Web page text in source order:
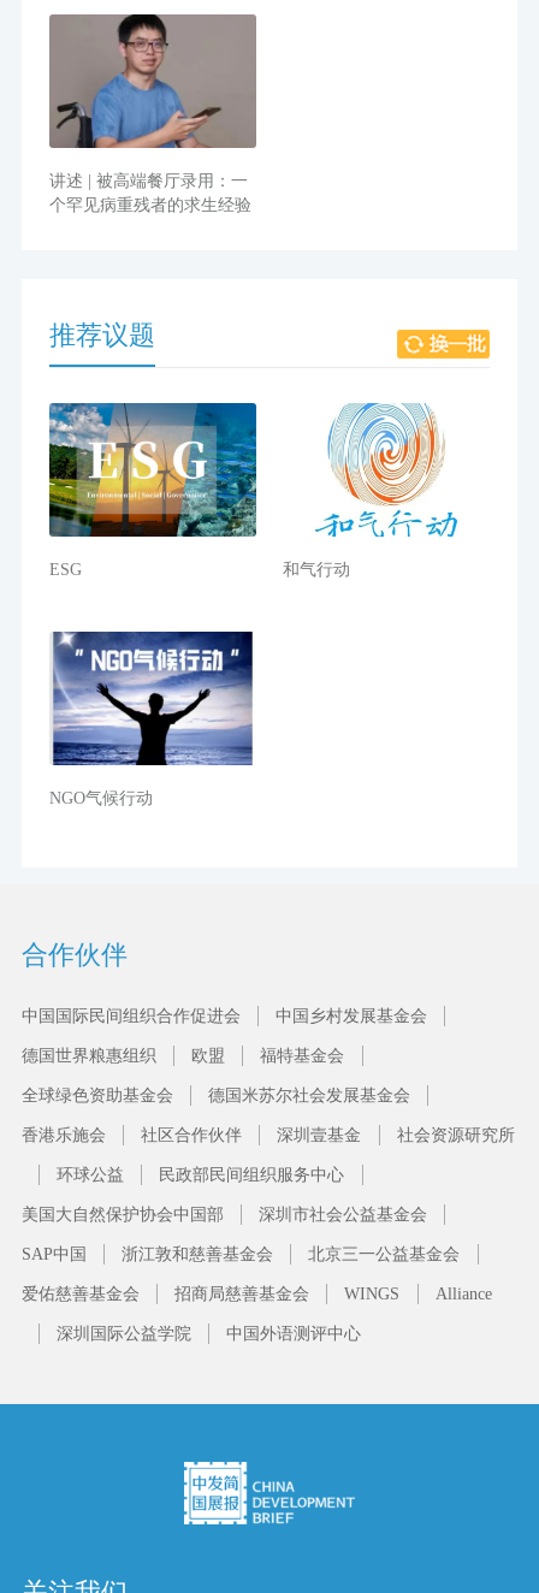
讲述 | 被高端餐厅录用：一
个罕见病重残者的求生经验
推荐议题
ESG 和气行动
NGO气候行动
合作伙伴
中国国际民间组织合作促进会 中国乡村发展基金会
德国世界粮惠组织 欧盟 福特基金会
全球绿色资助基金会 德国米苏尔社会发展基金会
香港乐施会 社区合作伙伴 深圳壹基金 社会资源研究所
环球公益 民政部民间组织服务中心
美国大自然保护协会中国部 深圳市社会公益基金会
SAP中国 浙江敦和慈善基金会 北京三一公益基金会
爱佑慈善基金会 招商局慈善基金会 WINGS Alliance
深圳国际公益学院 中国外语测评中心